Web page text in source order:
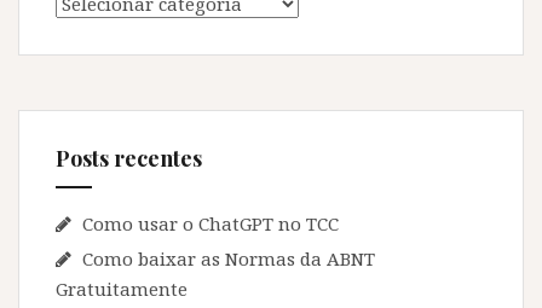
Posts recentes
Como usar o ChatGPT no TCC
Como baixar as Normas da ABNT
Gratuitamente